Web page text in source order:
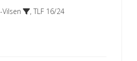
Vilsen , TLF 16/24